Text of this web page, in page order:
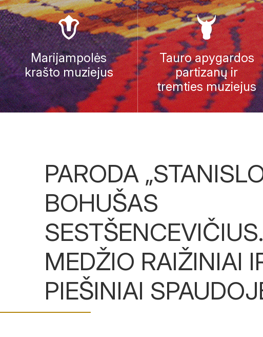
Marijampolės
krašto muziejus
Tauro apygardos
partizanų ir
tremties muziejus
PARODA
BOHUŠAS
SESTŠENCEVIČIUS.
MEDŽIO RAIŽINIAI
PIEŠINIAI